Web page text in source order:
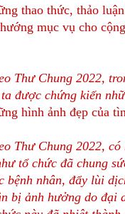
thao thức, thảo
mục vụ cho
Thư Chung 2022,
được chứng kiến
hình ảnh đẹp của
Thư Chung 2022,
tổ chức đã chung
bệnh nhân, đẩy lùi
bị ảnh hưởng do đại